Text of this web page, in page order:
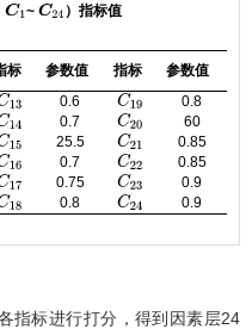
C1~ C24 ）指标值
标 参数值 指标
参数值
13 0.6 C19
0.8
14 0.7 C20
60
15 25.5 C21
0.85
16 0.7 C22
0.85
17 0.75 C23
0.9
18 0.8 C24 0.9
指标进行打分，得到因素层24